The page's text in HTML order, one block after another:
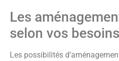
Les
selon vos besoins
Les possibilités